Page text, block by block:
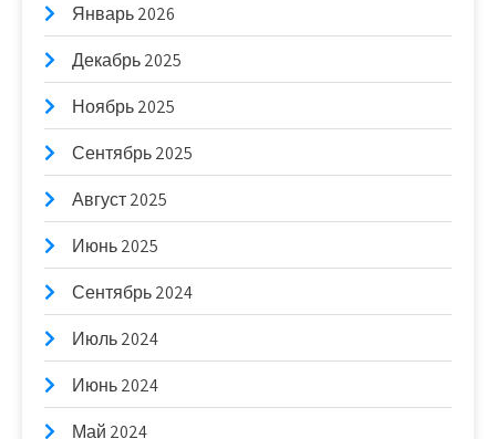
Январь 2026
Декабрь 2025
Ноябрь 2025
Сентябрь 2025
Август 2025
Июнь 2025
Сентябрь 2024
Июль 2024
Июнь 2024
Май 2024